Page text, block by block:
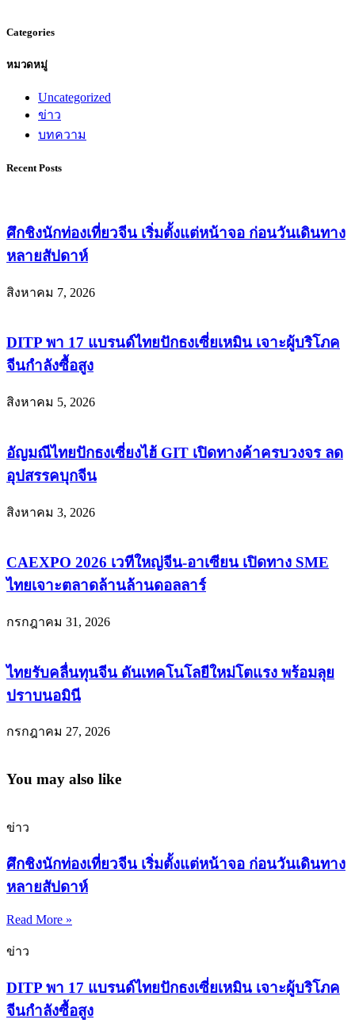
Categories
หมวดหมู่
Uncategorized
ข่าว
บทความ
Recent Posts
ศึกชิงนักท่องเที่ยวจีน เริ่มตั้งแต่หน้าจอ ก่อนวันเดินทาง
หลายสัปดาห์
สิงหาคม 7, 2026
DITP พา 17 แบรนด์ไทยปักธงเซี่ยเหมิน เจาะผู้บริโภค
จีนกำลังซื้อสูง
สิงหาคม 5, 2026
อัญมณีไทยปักธงเซี่ยงไฮ้ GIT เปิดทางค้าครบวงจร ลด
อุปสรรคบุกจีน
สิงหาคม 3, 2026
CAEXPO 2026 เวทีใหญ่จีน-อาเซียน เปิดทาง SME
ไทยเจาะตลาดล้านล้านดอลลาร์
กรกฎาคม 31, 2026
ไทยรับคลื่นทุนจีน ดันเทคโนโลยีใหม่โตแรง พร้อมลุย
ปราบนอมินี
กรกฎาคม 27, 2026
You may also like
ข่าว
ศึกชิงนักท่องเที่ยวจีน เริ่มตั้งแต่หน้าจอ ก่อนวันเดินทาง
หลายสัปดาห์
Read More »
ข่าว
DITP พา 17 แบรนด์ไทยปักธงเซี่ยเหมิน เจาะผู้บริโภค
จีนกำลังซื้อสูง